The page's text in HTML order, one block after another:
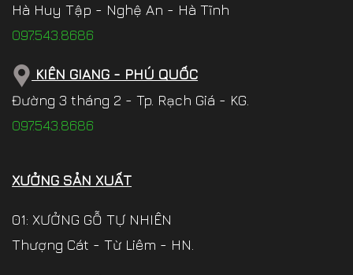
Hà Huy Tập - Nghệ An - Hà Tĩnh
097.543.8686
KIÊN GIANG - PHÚ QUỐC
Đường 3 tháng 2 - Tp. Rạch Giá - KG.
097.543.8686
XƯỞNG SẢN XUẤT
01: XƯỞNG GỖ TỰ NHIÊN
Thượng Cát - Từ Liêm - HN.